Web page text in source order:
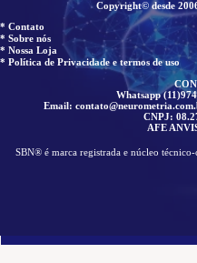
Copyright© desde
* Contato
* Sobre nós
* Nossa Loja
* Política de Privacidade e termos de uso
Whatsapp
Email:
CNPJ:
AFE
SBN® é marca registrada e núcleo